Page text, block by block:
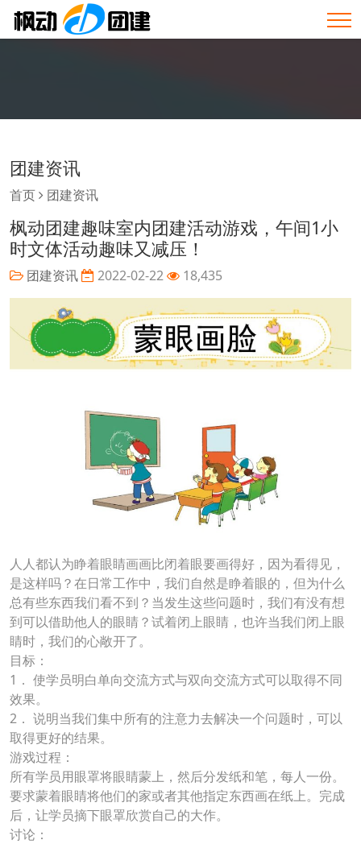
团建资讯
首页 团建资讯
枫动团建趣味室内团建活动游戏，午间1小
时文体活动趣味又减压！
团建资讯 2022-02-22 18,435
人人都认为睁着眼睛画画比闭着眼要画得好，因为看得见，
是这样吗？在日常工作中，我们自然是睁着眼的，但为什么
总有些东西我们看不到？当发生这些问题时，我们有没有想
到可以借助他人的眼睛？试着闭上眼睛，也许当我们闭上眼
睛时，我们的心敞开了。
目标：
1． 使学员明白单向交流方式与双向交流方式可以取得不同
效果。
2． 说明当我们集中所有的注意力去解决一个问题时，可以
取得更好的结果。
游戏过程：
所有学员用眼罩将眼睛蒙上，然后分发纸和笔，每人一份。
要求蒙着眼睛将他们的家或者其他指定东西画在纸上。完成
后，让学员摘下眼罩欣赏自己的大作。
讨论：